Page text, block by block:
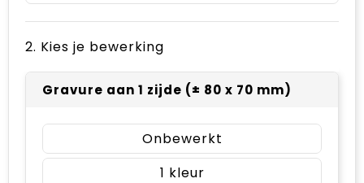
2. Kies je bewerking
Gravure aan 1 zijde (± 80 x 70 mm)
Onbewerkt
1